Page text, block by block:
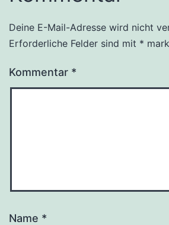
Deine E-Mail-Adresse wird nicht
Erforderliche Felder sind mit *
Kommentar *
Name *